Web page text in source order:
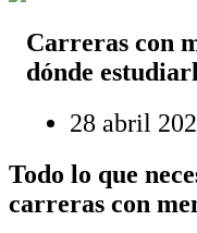
Carreras con
dónde
28 abril
Todo lo que
carreras con